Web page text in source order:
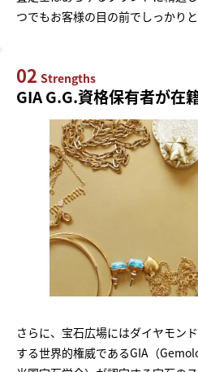
つでもお客様の目の前でしっかり
02 Strengths
GIA G.G.資格保有者が在
さらに、宝石広場にはダイヤモン
する世界的権威であるGIA（